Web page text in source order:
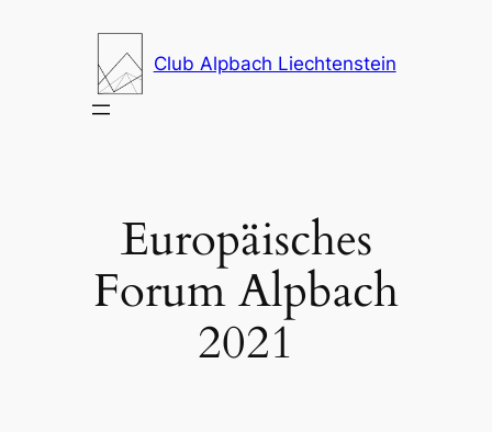
Club Alpbach Liechtenstein
Europäisches
Forum Alpbach
2021